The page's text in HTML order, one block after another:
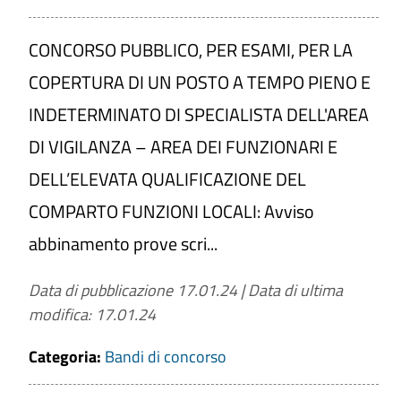
CONCORSO PUBBLICO, PER ESAMI, PER LA
COPERTURA DI UN POSTO A TEMPO PIENO E
INDETERMINATO DI SPECIALISTA DELL'AREA
DI VIGILANZA – AREA DEI FUNZIONARI E
DELL’ELEVATA QUALIFICAZIONE DEL
COMPARTO FUNZIONI LOCALI: Avviso
abbinamento prove scri...
Data di pubblicazione 17.01.24|Data di ultima
modifica: 17.01.24
Categoria: Bandi di concorso